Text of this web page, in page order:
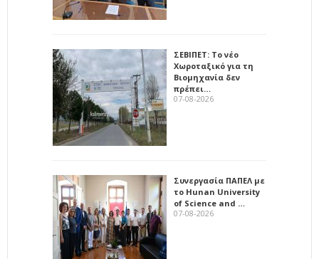
ΣΕΒΙΠΕΤ: Το νέο
Χωροταξικό για τη
Βιομηχανία δεν
πρέπει…
07-08-2026
Συνεργασία ΠΑΠΕΛ με
το Hunan University
of Science and …
07-08-2026